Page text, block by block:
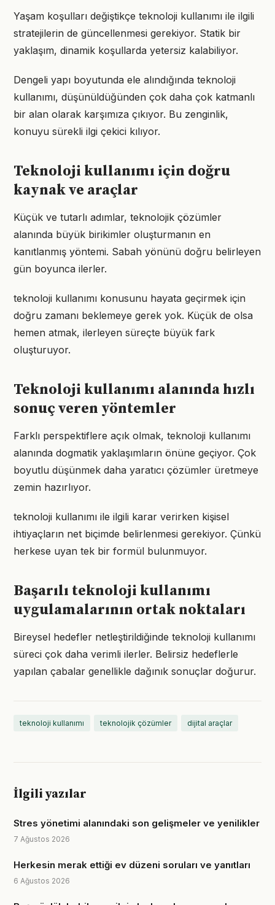
Yaşam koşulları değiştikçe teknoloji kullanımı ile ilgili
stratejilerin de güncellenmesi gerekiyor. Statik bir
yaklaşım, dinamik koşullarda yetersiz kalabiliyor.
Dengeli yapı boyutunda ele alındığında teknoloji
kullanımı, düşünüldüğünden çok daha çok katmanlı
bir alan olarak karşımıza çıkıyor. Bu zenginlik,
konuyu sürekli ilgi çekici kılıyor.
Teknoloji kullanımı için doğru
kaynak ve araçlar
Küçük ve tutarlı adımlar, teknolojik çözümler
alanında büyük birikimler oluşturmanın en
kanıtlanmış yöntemi. Sabah yönünü doğru belirleyen
gün boyunca ilerler.
teknoloji kullanımı konusunu hayata geçirmek için
doğru zamanı beklemeye gerek yok. Küçük de olsa
hemen atmak, ilerleyen süreçte büyük fark
oluşturuyor.
Teknoloji kullanımı alanında hızlı
sonuç veren yöntemler
Farklı perspektiflere açık olmak, teknoloji kullanımı
alanında dogmatik yaklaşımların önüne geçiyor. Çok
boyutlu düşünmek daha yaratıcı çözümler üretmeye
zemin hazırlıyor.
teknoloji kullanımı ile ilgili karar verirken kişisel
ihtiyaçların net biçimde belirlenmesi gerekiyor. Çünkü
herkese uyan tek bir formül bulunmuyor.
Başarılı teknoloji kullanımı
uygulamalarının ortak noktaları
Bireysel hedefler netleştirildiğinde teknoloji kullanımı
süreci çok daha verimli ilerler. Belirsiz hedeflerle
yapılan çabalar genellikle dağınık sonuçlar doğurur.
teknoloji kullanımı teknolojik çözümler dijital araçlar
İlgili yazılar
Stres yönetimi alanındaki son gelişmeler ve yenilikler
7 Ağustos 2026
Herkesin merak ettiği ev düzeni soruları ve yanıtları
6 Ağustos 2026